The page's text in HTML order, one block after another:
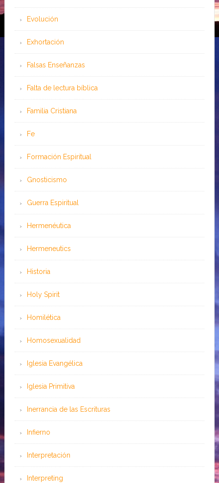
Evolución
Exhortación
Falsas Enseñanzas
Falta de lectura bíblica
Familia Cristiana
Fe
Formación Espiritual
Gnosticismo
Guerra Espiritual
Hermenéutica
Hermeneutics
Historia
Holy Spirit
Homilética
Homosexualidad
Iglesia Evangélica
Iglesia Primitiva
Inerrancia de las Escrituras
Infierno
Interpretación
Interpreting